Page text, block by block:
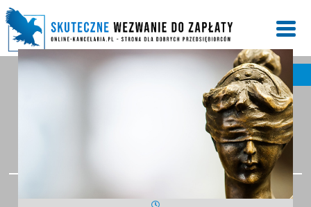
UZYSKAJ NASZĄ POMOC
Wezwanie do zapłaty kary